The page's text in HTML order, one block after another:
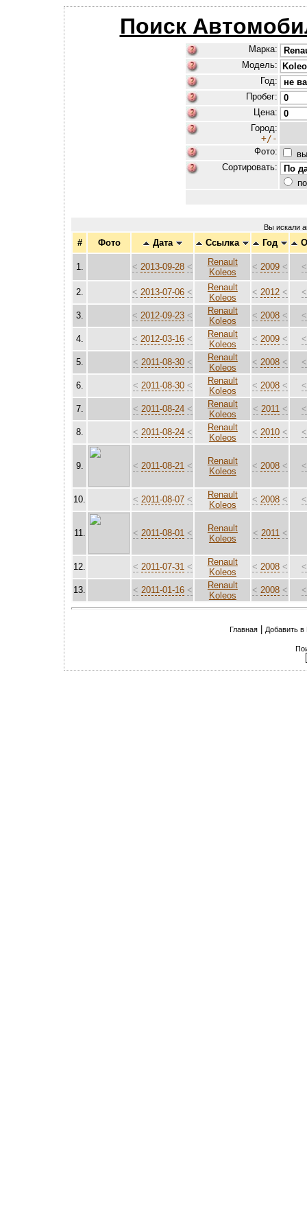
Поиск
Марка:
Модель:
Год:
Пробег:
Цена:
Город:
+/-
Фото:
Сортировать:
Вы искали
# Фото Дата Ссылка Год
1. < 2013-09-28 <
Renault
Koleos
< 2009 < <
2. < 2013-07-06 <
Renault
Koleos
< 2012 < <
3. < 2012-09-23 <
Renault
Koleos
< 2008 < <
4. < 2012-03-16 <
Renault
Koleos
< 2009 < <
5. < 2011-08-30 <
Renault
Koleos
< 2008 < <
6. < 2011-08-30 <
Renault
Koleos
< 2008 < <
7. < 2011-08-24 <
Renault
Koleos
< 2011 < <
8. < 2011-08-24 <
Renault
Koleos
< 2010 < <
9. < 2011-08-21 <
Renault
Koleos
< 2008 < <
10. < 2011-08-07 <
Renault
Koleos
< 2008 < <
11. < 2011-08-01 <
Renault
Koleos
< 2011 <
12. < 2011-07-31 <
Renault
Koleos
< 2008 < <
13. < 2011-01-16 <
Renault
Koleos
< 2008 < <
Главная Добавить в